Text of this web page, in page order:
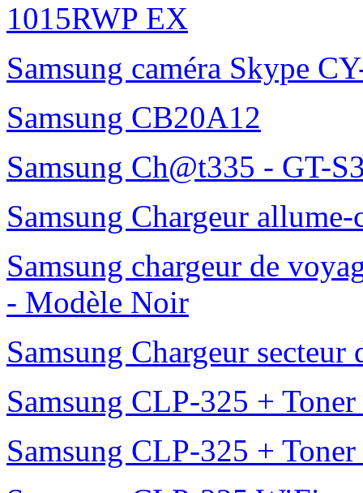
1015RWP EX
Samsung caméra Skype
Samsung CB20A12
Samsung Ch@t335 - GT-
Samsung Chargeur
Samsung chargeur de
- Modèle Noir
Samsung Chargeur
Samsung CLP-325 +
Samsung CLP-325 +